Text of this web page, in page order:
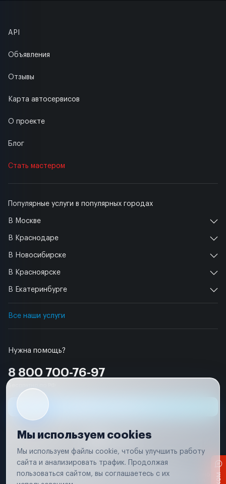
Нужна помощь?
8 800 700-76-97
Популярные услуги в популярных городах
В Москве
В Краснодаре
В Новосибирске
В Красноярске
В Екатеринбурге
Все наши услуги
API
Объявления
Отзывы
Карта автосервисов
О проекте
Блог
Стать мастером
Условия использования
Удаление аккаунта
Вся информация, представленная на сайте, носит исключительно
Мы используем cookies
Мы используем файлы cookie, чтобы улучшить работу
сайта и анализировать трафик. Продолжая
пользоваться сайтом, вы соглашаетесь с их